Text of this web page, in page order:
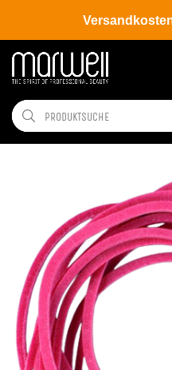
Shop Salon Clipse | Nadeln